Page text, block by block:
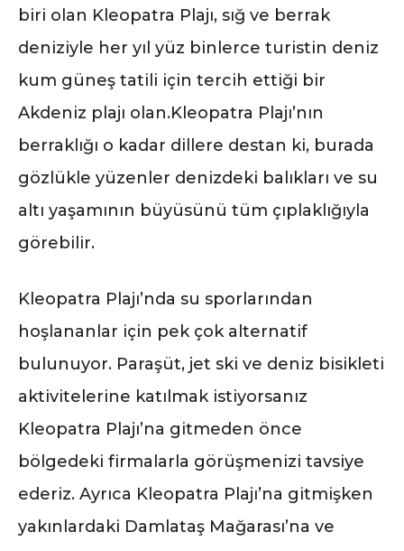
biri olan Kleopatra Plajı, sığ ve berrak
deniziyle her yıl yüz binlerce turistin deniz
kum güneş tatili için tercih ettiği bir
Akdeniz plajı olan.Kleopatra Plajı’nın
berraklığı o kadar dillere destan ki, burada
gözlükle yüzenler denizdeki balıkları ve su
altı yaşamının büyüsünü tüm çıplaklığıyla
görebilir.
Kleopatra Plajı’nda su sporlarından
hoşlananlar için pek çok alternatif
bulunuyor. Paraşüt, jet ski ve deniz bisikleti
aktivitelerine katılmak istiyorsanız
Kleopatra Plajı’na gitmeden önce
bölgedeki firmalarla görüşmenizi tavsiye
ederiz. Ayrıca Kleopatra Plajı’na gitmişken
yakınlardaki Damlataş Mağarası’na ve